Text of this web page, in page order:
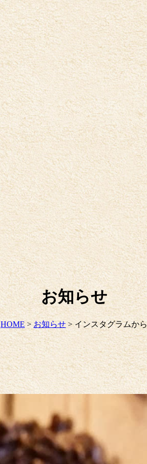
お知らせ
HOME >お知らせ > インスタグラムから